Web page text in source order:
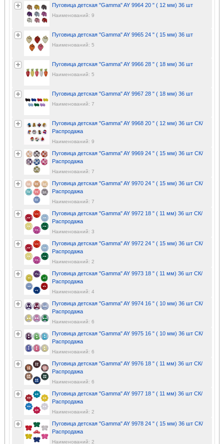
Пуговица детская "Gamma" AY 9964 20 " ( 12 мм) 36 шт
Наименований: 9
Пуговица детская "Gamma" AY 9965 24 " ( 15 мм) 36 шт
Наименований: 5
Пуговица детская "Gamma" AY 9966 28 " ( 18 мм) 36 шт
Наименований: 5
Пуговица детская "Gamma" AY 9967 28 " ( 18 мм) 36 шт
Наименований: 7
Пуговица детская "Gamma" AY 9968 20 " ( 12 мм) 36 шт СК/
Распродажа
Наименований: 9
Пуговица детская "Gamma" AY 9969 24 " ( 15 мм) 36 шт СК/
Распродажа
Наименований: 7
Пуговица детская "Gamma" AY 9970 24 " ( 15 мм) 36 шт СК/
Распродажа
Наименований: 7
Пуговица детская "Gamma" AY 9972 18 " ( 11 мм) 36 шт СК/
Распродажа
Наименований: 3
Пуговица детская "Gamma" AY 9972 24 " ( 15 мм) 36 шт СК/
Распродажа
Наименований: 2
Пуговица детская "Gamma" AY 9973 18 " ( 11 мм) 36 шт СК/
Распродажа
Наименований: 4
Пуговица детская "Gamma" AY 9974 16 " ( 10 мм) 36 шт СК/
Распродажа
Наименований: 6
Пуговица детская "Gamma" AY 9975 16 " ( 10 мм) 36 шт СК/
Распродажа
Наименований: 6
Пуговица детская "Gamma" AY 9976 18 " ( 11 мм) 36 шт СК/
Распродажа
Наименований: 6
Пуговица детская "Gamma" AY 9977 18 " ( 11 мм) 36 шт СК/
Распродажа
Наименований: 2
Пуговица детская "Gamma" AY 9978 24 " ( 15 мм) 36 шт СК/
Распродажа
Наименований: 2